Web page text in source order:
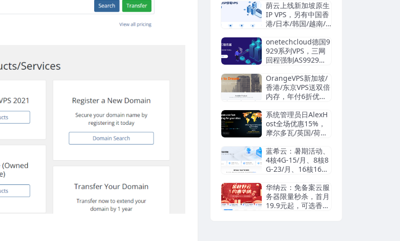
荫云上线新加坡原生
IP VPS，另有中国香
港/日本/韩国/越南/
德国/西班牙/美国双I
SP/中国台湾原生I
P，4.2美元/月起，
onetechcloud德国9
929系列VPS，三网
回程强制AS9929，
OrangeVPS新加坡/
香港/东京VPS送双倍
内存，年付6折优
起，支持支付宝/微
信/Paypal
系统管理员日AlexH
ost全场优惠15%，
摩尔多瓦/英国/荷兰/
S/独立服务器，无视
DMCA滥用投诉/可
匿名
蓝希云：暑期活动、
4核4G-15/月、8核8
G-23/月、16核16G-
华纳云：免备案云服
务器限量秒杀，首月
19.9元起，可选香港